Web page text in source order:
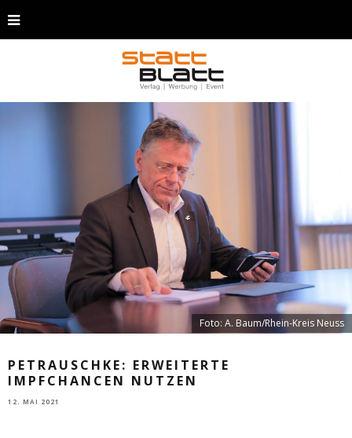
Foto: A. Baum/Rhein-Kreis Neuss
PETRAUSCHKE: ERWEITERTE
IMPFCHANCEN NUTZEN
12. MAI 2021